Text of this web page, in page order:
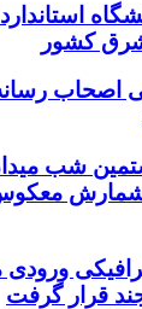
شرق کشور
اصحاب
شب
معکوس
ورودی
قرار گرفت